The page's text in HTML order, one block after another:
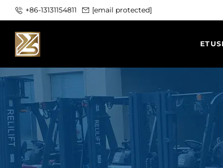
+86-13131154811 [email protected]